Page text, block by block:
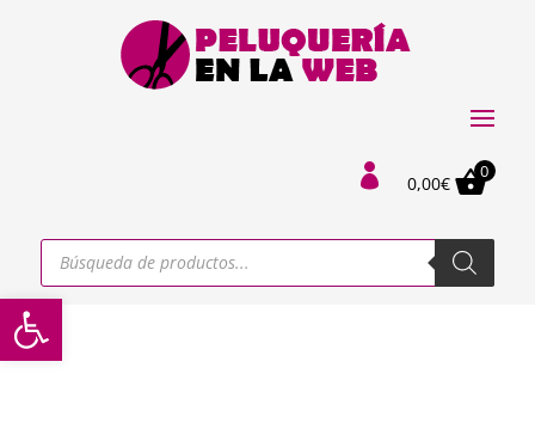
Abrir barra de herramientas
 0,00€
0
Búsqueda
productos